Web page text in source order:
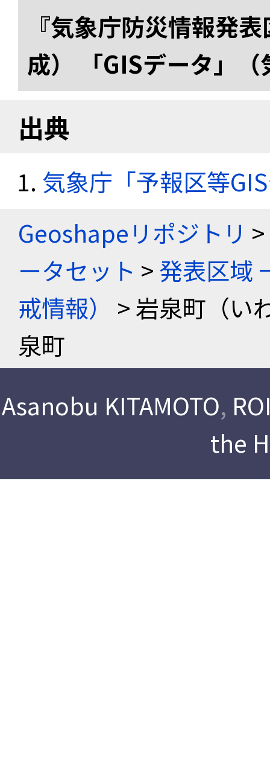
『気象庁防災情報発
成） 「GISデータ」
出典
気象庁「予報区等
Geoshapeリポジトリ >
ータセット >発表区域
戒情報）
> 岩泉町（い
泉町
Asanobu KITAMOTO,
the